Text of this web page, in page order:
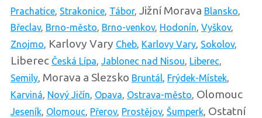
Prachatice, Strakonice, Tábor, Jižní Morava Blansko,
Břeclav, Brno-město, Brno-venkov, Hodonín, Vyškov,
Znojmo, Karlovy Vary Cheb, Karlovy Vary, Sokolov,
Liberec Česká Lípa, Jablonec nad Nisou, Liberec,
Semily, Morava a Slezsko Bruntál, Frýdek-Místek,
Karviná, Nový Jičín, Opava, Ostrava-město, Olomouc
Jeseník, Olomouc, Přerov, Prostějov, Šumperk, Ostatní